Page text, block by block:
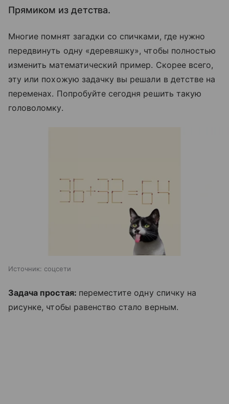
Прямиком из детства.
Многие помнят загадки со спичками, где нужно
передвинуть одну «деревяшку», чтобы полностью
изменить математический пример. Скорее всего,
эту или похожую задачку вы решали в детстве на
переменах. Попробуйте сегодня решить такую
головоломку.
Источник: соцсети
Задача простая: переместите одну спичку на
рисунке, чтобы равенство стало верным.